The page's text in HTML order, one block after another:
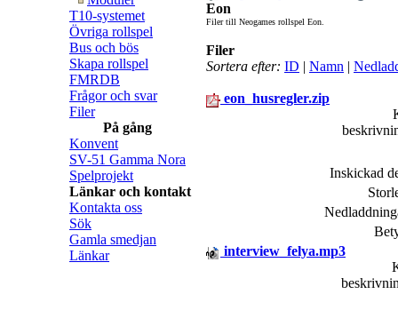
T10-systemet
Övriga rollspel
Bus och bös
Skapa rollspel
FMRDB
Frågor och svar
Filer
På gång
Konvent
SV-51 Gamma Nora
Spelprojekt
Länkar och kontakt
Kontakta oss
Sök
Gamla smedjan
Länkar
Eon
Filer till Neogames rollspel Eon.
Filer
Sortera efter: ID | Namn |
eon_husregler.zip
Inskickad
interview_felya.mp3